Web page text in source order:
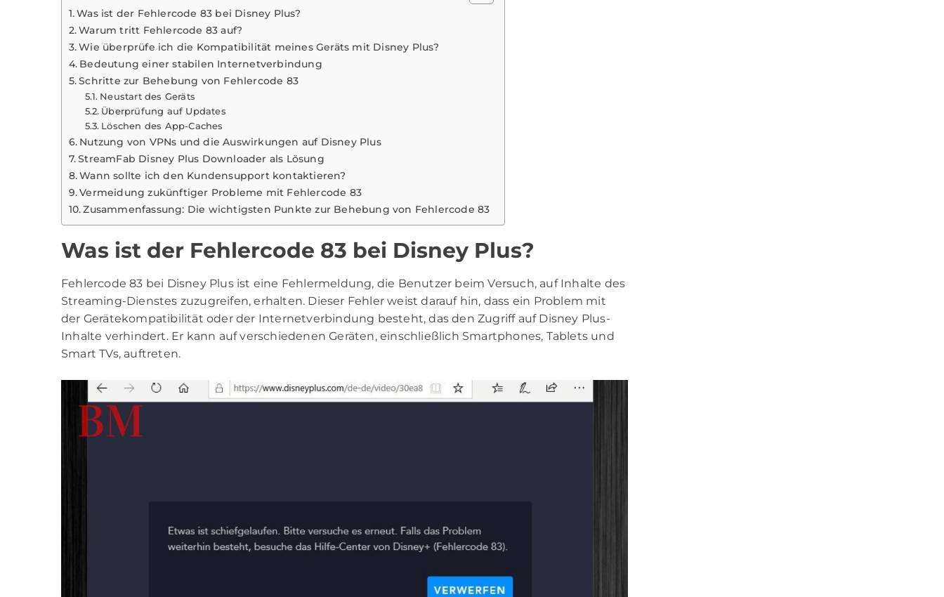
Was ist der Fehlercode 83 bei Disney Plus?
Warum tritt Fehlercode 83 auf?
Wie überprüfe ich die Kompatibilität meines Geräts mit Disney Plus?
Bedeutung einer stabilen Internetverbindung
Schritte zur Behebung von Fehlercode 83
Neustart des Geräts
Überprüfung auf Updates
Löschen des App-Caches
Nutzung von VPNs und die Auswirkungen auf Disney Plus
StreamFab Disney Plus Downloader als Lösung
Wann sollte ich den Kundensupport kontaktieren?
Vermeidung zukünftiger Probleme mit Fehlercode 83
Zusammenfassung: Die wichtigsten Punkte zur Behebung von Fehlercode 83
Was ist der Fehlercode 83 bei Disney Plus?
Fehlercode 83 bei Disney Plus ist eine Fehlermeldung, die Benutzer beim Versuch, auf Inhalte des
Streaming-Dienstes zuzugreifen, erhalten. Dieser Fehler weist darauf hin, dass ein Problem mit
der Gerätekompatibilität oder der Internetverbindung besteht, das den Zugriff auf Disney Plus-
Inhalte verhindert. Er kann auf verschiedenen Geräten, einschließlich Smartphones, Tablets und
Smart TVs, auftreten.